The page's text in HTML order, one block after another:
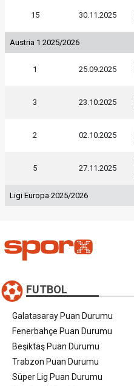
15 30.11.2025
Austria 1 2025/2026
1 25.09.2025
3 23.10.2025
2 02.10.2025
5 27.11.2025
Ligi Europa 2025/2026
FUTBOL
Galatasaray Puan Durumu
Fenerbahçe Puan Durumu
Beşiktaş Puan Durumu
Trabzon Puan Durumu
Süper Lig Puan Durumu